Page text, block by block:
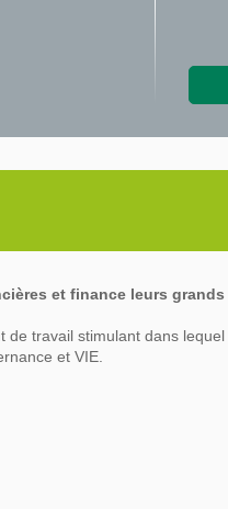
et finance leurs
travail stimulant dans
et VIE.